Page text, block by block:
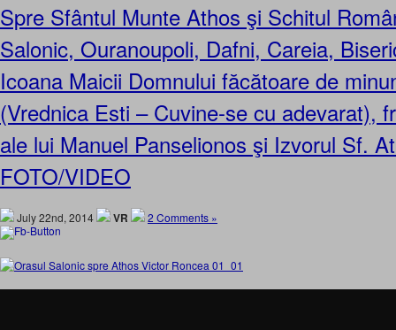
Spre Sfântul Munte Athos şi Schitul
Salonic, Ouranoupoli, Dafni, Careia,
Icoana Maicii Domnului făcătoare de
(Vrednica Esti – Cuvine-se cu adevarat),
ale lui Manuel Panselionos şi Izvorul Sf.
FOTO/VIDEO
July 22nd, 2014 VR 2 Comments »